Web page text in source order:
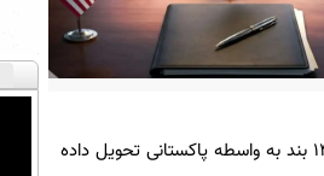
یک منبع نزدیک به تیم مذاکره کننده به تسنیم گفت که ایران جدیدترین متن خود را در ۱۴ بند به واسطه پاکستانی تحویل داده